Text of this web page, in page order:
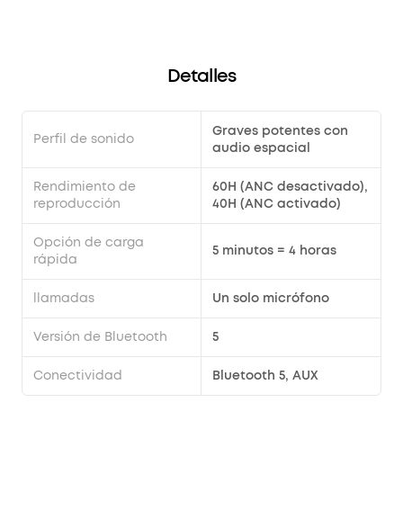
Detalles
Perfil de sonido
Graves potentes con
audio espacial
Rendimiento de
reproducción
60H (ANC desactivado),
40H (ANC activado)
Opción de carga
rápida
5 minutos = 4 horas
llamadas Un solo micrófono
Versión de Bluetooth 5
Conectividad Bluetooth 5, AUX